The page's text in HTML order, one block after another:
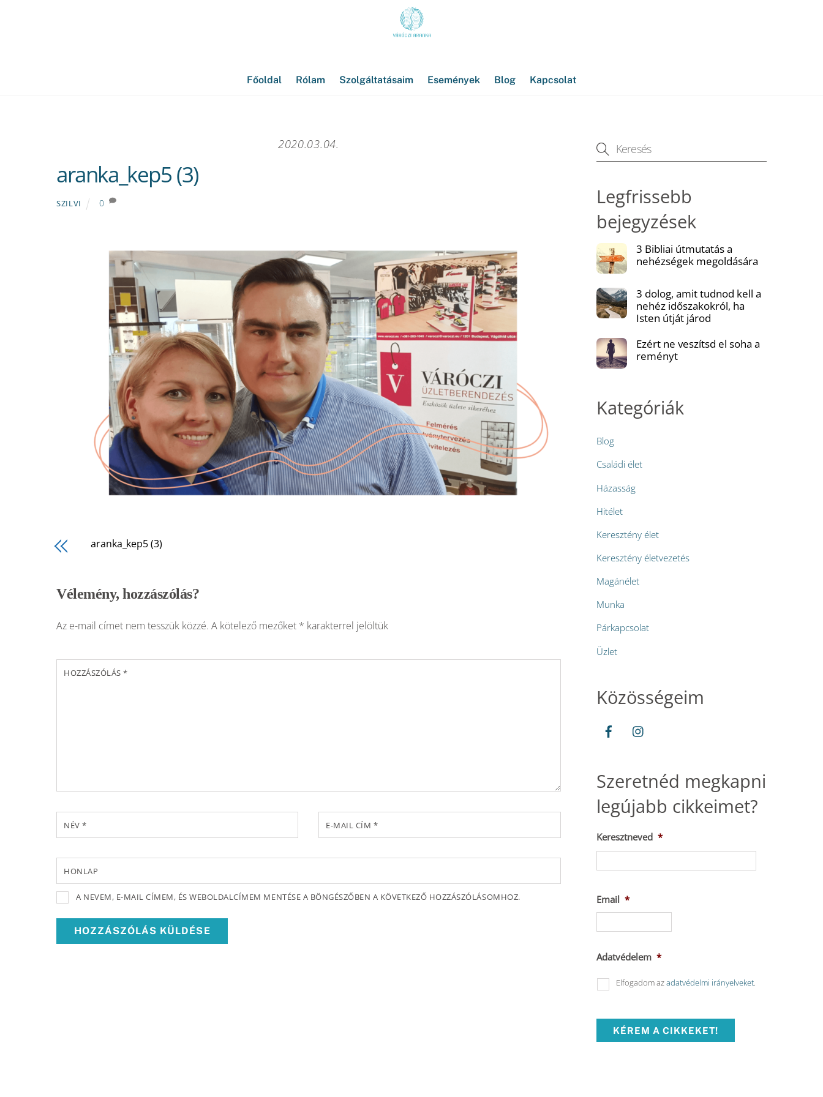
Főoldal Rólam Szolgáltatásaim Események Blog Kapcsolat
2020.03.04.
aranka_kep5 (3)
SZILVI 0
aranka_kep5 (3)
Vélemény, hozzászólás?
Az e-mail címet nem tesszük közzé. A kötelező mezőket * karakterrel jelöltük
HOZZÁSZÓLÁS*
NÉV* E-MAIL CÍM *
HONLAP
A NEVEM, E-MAIL CÍMEM, ÉS WEBOLDALCÍMEM MENTÉSE A BÖNGÉSZŐBEN A KÖVETKEZŐ HOZZÁSZÓLÁSOMHOZ.
Legfrissebb
bejegyzések
3 Bibliai útmutatás a
nehézségek megoldására
3 dolog, amit tudnod kell a
nehéz időszakokról, ha
Isten útját járod
Ezért ne veszítsd el soha a
reményt
Kategóriák
Blog
Családi élet
Házasság
Hitélet
Keresztény élet
Keresztény életvezetés
Magánélet
Munka
Párkapcsolat
Üzlet
Közösségeim
Szeretnéd megkapni
legújabb cikkeimet?
Keresztneved *
Email *
Adatvédelem *
Elfogadom azadatvédelmi irányelveket